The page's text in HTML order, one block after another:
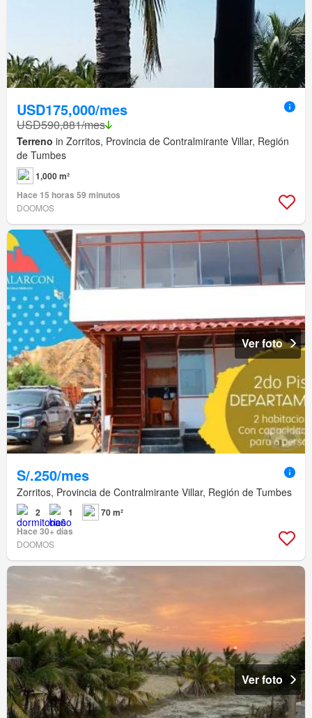
USD175,000/mes
USD590,881/mes
Terreno in Zorritos, Provincia de Contralmirante Villar, Región
de Tumbes
1,000 m²
Hace 15 horas 59 minutos
DOOMOS
Ver foto
S/.250/mes
Zorritos, Provincia de Contralmirante Villar, Región de Tumbes
2 1
70 m²
Hace 30+ días
DOOMOS
Ver foto